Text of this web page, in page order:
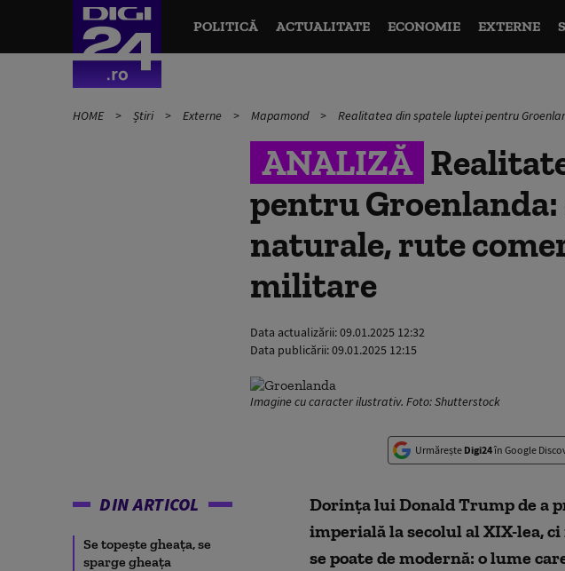
POLITICĂ ACTUALITATE ECONOMIE EXTERNE
HOME Știri Externe Mapamond Realitatea din spatele luptei pentru
ANALIZĂ
pentru
naturale, rute
militare
Data actualizării:09.01.2025 12:32
Data publicării:09.01.2025 12:15
Imagine cu caracter ilustrativ. Foto: Shutterstock
Urmărește Digi24în Google
DIN ARTICOL
Se topește gheața, se
sparge gheața
Dorințalui Donald Trumpde a
imperialălasecolul al XIX-lea,ci
se poate de modernă: o lume